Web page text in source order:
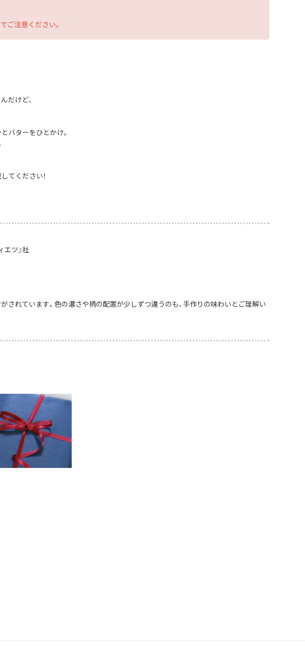
ご注意ください。
だけど、
バターをひとかけ。
てください！
ツ』社
されています。色の濃さや柄の配置が少しずつ違うのも、手作りの味わいとご理解い